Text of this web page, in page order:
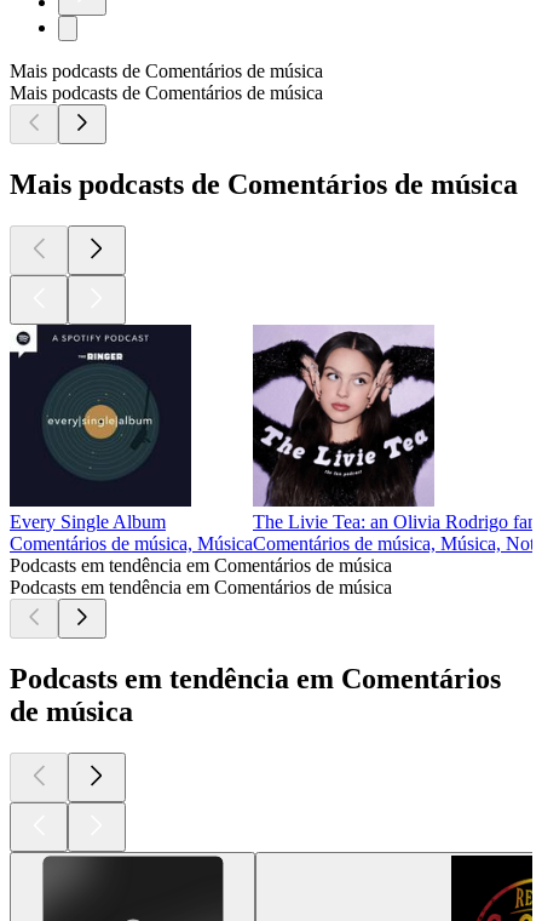
Mais podcasts de Comentários de música
Mais podcasts de Comentários de música
Mais podcasts de Comentários de música
Every Single Album
Comentários de música, Música
The Livie Tea: an Olivia Rodrigo fan
Comentários de música, Música,
Podcasts em tendência em Comentários de música
Podcasts em tendência em Comentários de música
Podcasts em tendência em Comentários
de música